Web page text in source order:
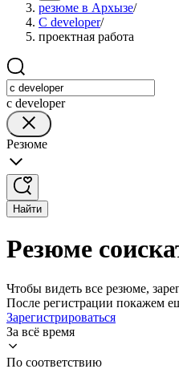
резюме в Архызе/
C developer/
проектная работа
c developer
Резюме
Найти
Резюме
Чтобы видеть все резюме,
После регистрации покажем
Зарегистрироваться
За всё время
По соответствию